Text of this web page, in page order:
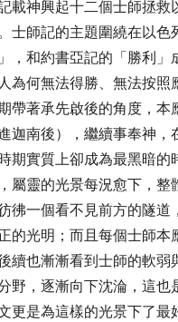
載神興起十二個士師拯救
士師記的主題圍繞在以色
，和約書亞記的「勝利」
為何無法得勝、無法按照
帶著承先啟後的角度，本
迦南後），繼續事奉神，
期實質上卻成為最黑暗的
屬靈的光景每況愈下，整
彿一個看不見前方的隧道
的光明；而且每個士師本
續也漸漸看到士師的軟弱
野，逐漸向下沈淪，這也
更是為這樣的光景下了最